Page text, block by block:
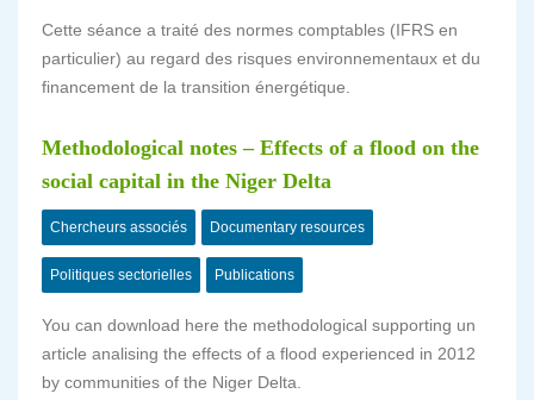
Cette séance a traité des normes comptables (IFRS en
particulier) au regard des risques environnementaux et du
financement de la transition énergétique.
Methodological notes – Effects of a flood on the
social capital in the Niger Delta
Chercheurs associés Documentary resources
Politiques sectorielles Publications
You can download here the methodological supporting un
article analising the effects of a flood experienced in 2012
by communities of the Niger Delta.